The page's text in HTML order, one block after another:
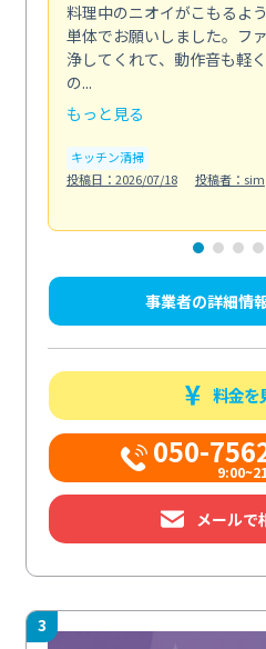
料理中のニオイがこもるよ
単体でお願いしました。フ
浄してくれて、動作音も軽
の...
もっと見る
キッチン清掃
投稿日：2026/07/18
投稿者：sim
事業者の詳細情
料金を
050-
メールで
3